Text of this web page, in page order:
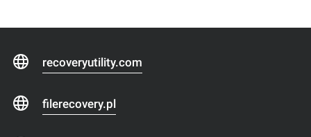
recoveryutility.com
filerecovery.pl